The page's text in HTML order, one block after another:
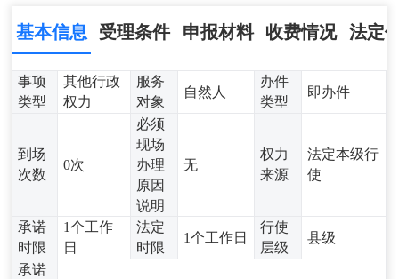
基本信息 受理条件 申报材料 收费情况 法定
事项
类型
其他行政
权力
服务
对象
自然人
办件
类型
即办件
到场
次数
0次
必须
现场
办理
原因
说明
无
权力
来源
法定本级行
使
承诺
时限
1个工作
日
法定
时限
1个工作日
行使
层级
县级
承诺